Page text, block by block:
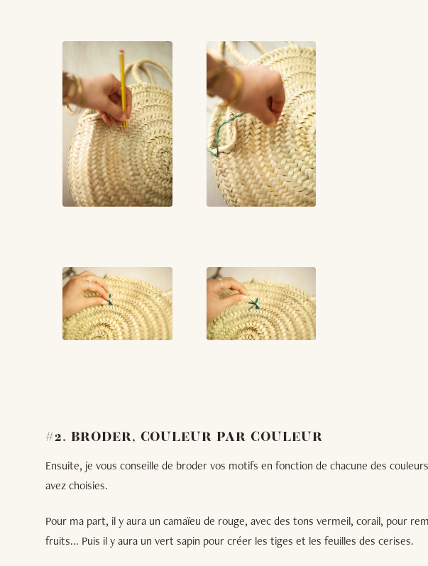
#2. BRODER, COULEUR PAR COULEUR
Ensuite, je vous conseille de broder vos motifs en fonction de chacune des
avez choisies.
Pour ma part, il y aura un camaïeu de rouge, avec des tons vermeil, corail, pour
fruits... Puis il y aura un vert sapin pour créer les tiges et les feuilles des cerises.